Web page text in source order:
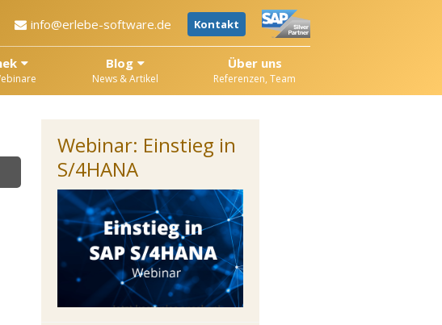
info@erlebe-software.de Kontakt
Blog
News & Artikel
Über uns
Referenzen, Team
Webinar: Einstieg in
S/4HANA